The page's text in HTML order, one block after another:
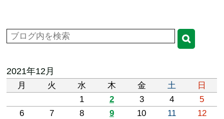
2021年12月
月 火 水 木 金 土
日
1
2 3 4
5
6
7 8 9 10 11
12